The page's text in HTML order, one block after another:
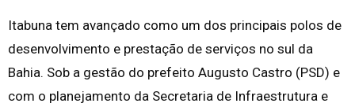
Itabuna tem avançado como um dos principais polos de
desenvolvimento e prestação de serviços no sul da
Bahia. Sob a gestão do prefeito Augusto Castro (PSD) e
com o planejamento da Secretaria de Infraestrutura e